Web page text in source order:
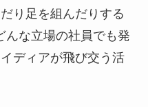
り足を組んだりする
んな立場の社員でも発
ディアが飛び交う活